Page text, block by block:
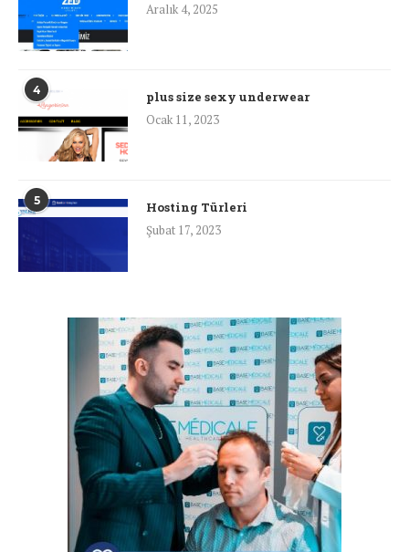
Aralık 4, 2025
4
plus size sexy underwear
Ocak 11, 2023
5
Hosting Türleri
Şubat 17, 2023